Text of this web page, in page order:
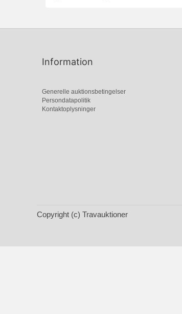
Information
Generelle auktionsbetingelser
Persondatapolitik
Kontaktoplysninger
Copyright (c) Travauktioner